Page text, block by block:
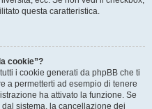
questa caratteristica.
cookie”?
i cookie generati da phpBB che ti
a permetterti ad esempio di tenere
ha attivato la funzione. Se
sistema, la cancellazione dei